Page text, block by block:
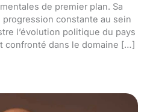
de premier plan. Sa
constante au sein
l’évolution politique du pays
confronté dans le domaine […]